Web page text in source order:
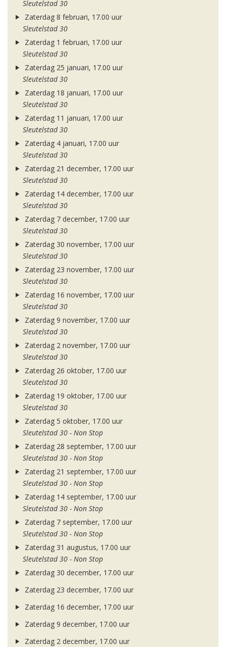
Sleutelstad 30
Zaterdag 8 februari, 17.00 uur
Sleutelstad 30
Zaterdag 1 februari, 17.00 uur
Sleutelstad 30
Zaterdag 25 januari, 17.00 uur
Sleutelstad 30
Zaterdag 18 januari, 17.00 uur
Sleutelstad 30
Zaterdag 11 januari, 17.00 uur
Sleutelstad 30
Zaterdag 4 januari, 17.00 uur
Sleutelstad 30
Zaterdag 21 december, 17.00 uur
Sleutelstad 30
Zaterdag 14 december, 17.00 uur
Sleutelstad 30
Zaterdag 7 december, 17.00 uur
Sleutelstad 30
Zaterdag 30 november, 17.00 uur
Sleutelstad 30
Zaterdag 23 november, 17.00 uur
Sleutelstad 30
Zaterdag 16 november, 17.00 uur
Sleutelstad 30
Zaterdag 9 november, 17.00 uur
Sleutelstad 30
Zaterdag 2 november, 17.00 uur
Sleutelstad 30
Zaterdag 26 oktober, 17.00 uur
Sleutelstad 30
Zaterdag 19 oktober, 17.00 uur
Sleutelstad 30
Zaterdag 5 oktober, 17.00 uur
Sleutelstad 30 - Non Stop
Zaterdag 28 september, 17.00 uur
Sleutelstad 30 - Non Stop
Zaterdag 21 september, 17.00 uur
Sleutelstad 30 - Non Stop
Zaterdag 14 september, 17.00 uur
Sleutelstad 30 - Non Stop
Zaterdag 7 september, 17.00 uur
Sleutelstad 30 - Non Stop
Zaterdag 31 augustus, 17.00 uur
Sleutelstad 30 - Non Stop
Zaterdag 30 december, 17.00 uur
Zaterdag 23 december, 17.00 uur
Zaterdag 16 december, 17.00 uur
Zaterdag 9 december, 17.00 uur
Zaterdag 2 december, 17.00 uur